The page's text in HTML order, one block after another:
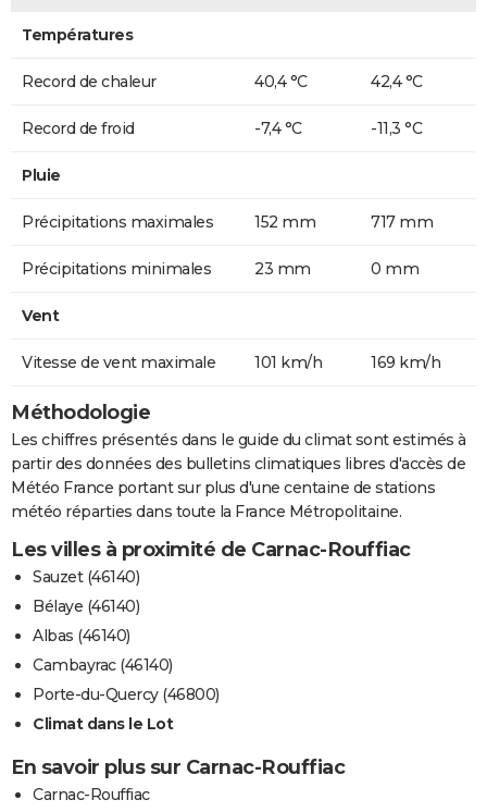
Températures
Record de chaleur 40,4 °C 42,4 °C
Record de froid -7,4 °C -11,3 °C
Pluie
Précipitations maximales 152 mm 717 mm
Précipitations minimales 23 mm 0 mm
Vent
Vitesse de vent maximale 101 km/h 169 km/h
Méthodologie
Les chiffres présentés dans le guide du climat sont estimés à
partir des données des bulletins climatiques libres d'accès de
Météo France portant sur plus d'une centaine de stations
météo réparties dans toute la France Métropolitaine.
Les villes à proximité de Carnac-Rouffiac
Sauzet (46140)
Bélaye (46140)
Albas (46140)
Cambayrac (46140)
Porte-du-Quercy (46800)
Climat dans le Lot
En savoir plus sur Carnac-Rouffiac
Carnac-Rouffiac